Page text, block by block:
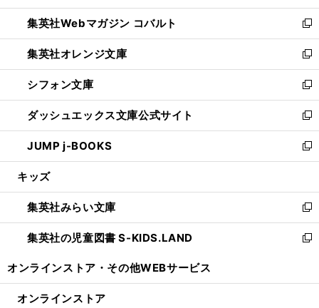
開
く
ウ
で
開
く
ン
ド
ウ
で
開
く
ウ
ィ
ン
ド
ウ
で
開
く
集英社Webマガジン コバルト
新
し
い
ウ
ィ
ン
ド
ウ
で
開
集英社オレンジ文庫
新
し
い
ウ
ィ
ン
ド
ウ
開
く
シフォン文庫
新
し
い
ウ
ィ
ン
ウ
で
開
く
ダッシュエックス文庫公式サイト
新
し
い
ウ
ン
ド
ウ
で
JUMP j-BOOKS
新
し
ウ
ィ
ン
ド
開
キッズ
集英社みらい文庫
新
し
い
ン
集英社の児童図書 S-KIDS.LAND
新
ウ
オンラインストア・ その他WEBサービス
オンラインストア